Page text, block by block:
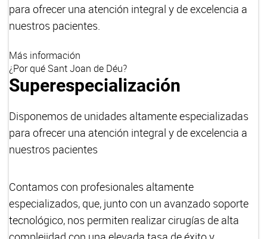
para ofrecer una atención integral y de excelencia a
nuestros pacientes.
Más información
¿Por qué Sant Joan de Déu?
Superespecialización
Disponemos de unidades altamente especializadas
para ofrecer una atención integral y de excelencia a
nuestros pacientes
Contamos con profesionales altamente
especializados, que, junto con un avanzado soporte
tecnológico, nos permiten realizar cirugías de alta